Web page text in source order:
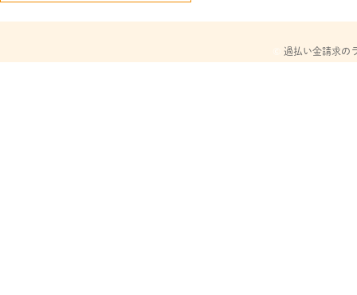
© 過払い金請求の